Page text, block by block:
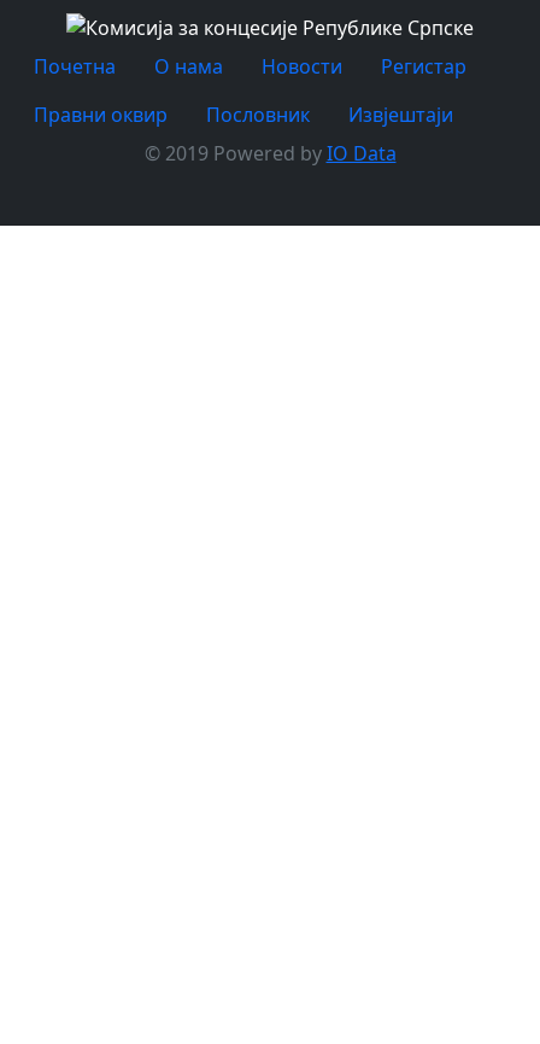
Почетна O нама Новости
Регистар
Правни оквир
Пословник
Извјештаји
© 2019 Powered byIO Data